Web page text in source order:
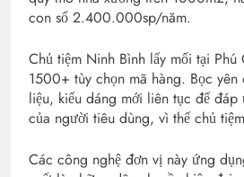
con số 2.400.000sp/năm.
Chủ tiệm Ninh Bình lấy mối tại
1500+ tùy chọn mã hàng. Bọc yên
liệu, kiểu dáng mới liên tục để đáp
của người tiêu dùng, vì thế chủ
Các công nghệ đơn vị này ứng